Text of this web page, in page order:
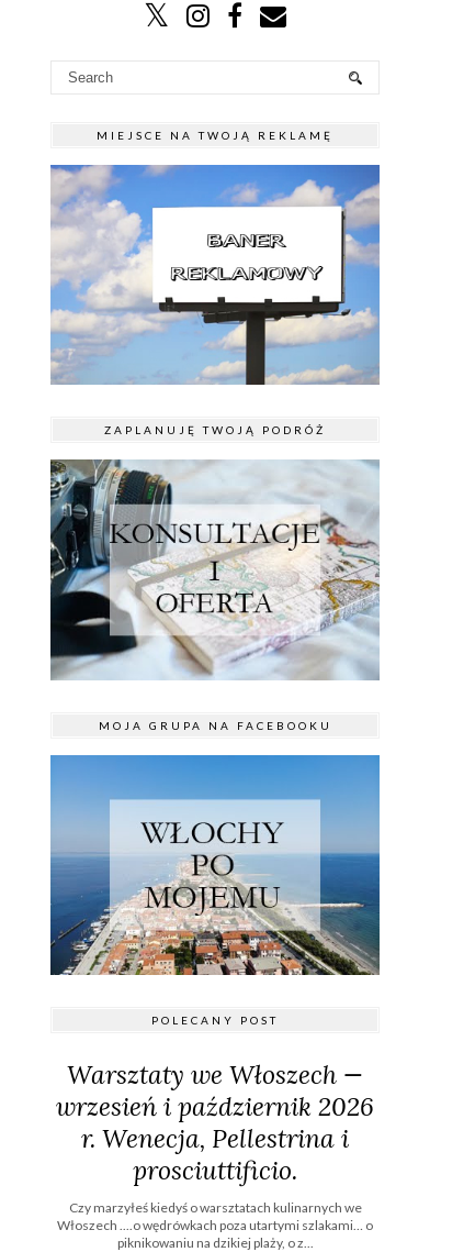
MIEJSCE NA TWOJĄ REKLAMĘ
ZAPLANUJĘ TWOJĄ PODRÓŻ
MOJA GRUPA NA FACEBOOKU
POLECANY POST
Warsztaty we Włoszech —
wrzesień i październik 2026
r. Wenecja, Pellestrina i
prosciuttificio.
Czy marzyłeś kiedyś o warsztatach kulinarnych we
Włoszech ....o wędrówkach poza utartymi szlakami… o
piknikowaniu na dzikiej plaży, o z...